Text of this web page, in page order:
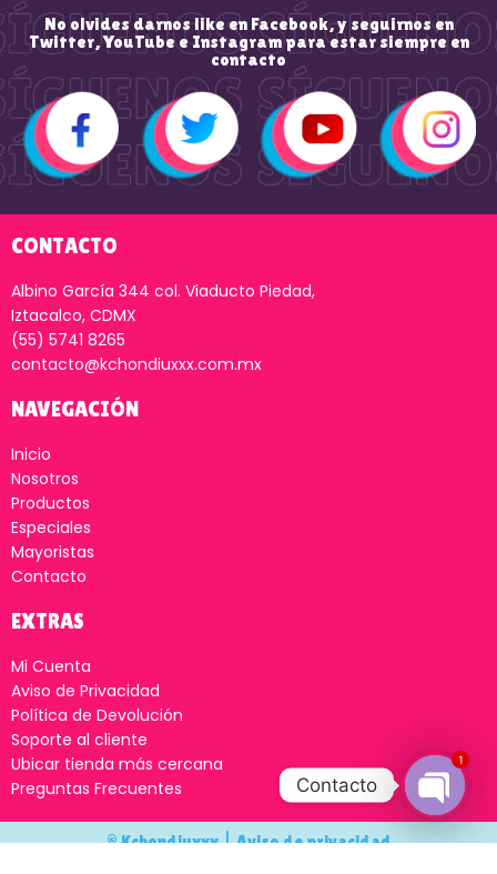
No olvides darnos like en Facebook, y seguirnos en
Twitter, YouTube e Instagram para estar siempre en
contacto
CONTACTO
Albino García 344 col. Viaducto Piedad,
Iztacalco, CDMX
(55) 5741 8265
contacto@kchondiuxxx.com.mx
NAVEGACIÓN
Inicio
Nosotros
Productos
Especiales
Mayoristas
Contacto
EXTRAS
Mi Cuenta
Aviso de Privacidad
Política de Devolución
Soporte al cliente
Ubicar tienda más cercana
Preguntas Frecuentes
© Kchondiuxxx |Aviso de privacidad
Contacto
Open
1